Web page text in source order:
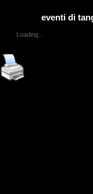
eventi di
Loading...